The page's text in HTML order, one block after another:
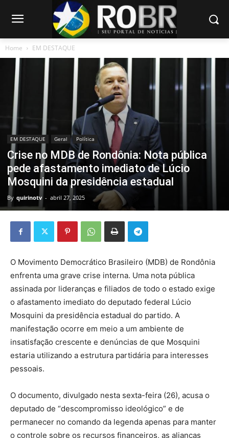
Home EM DESTAQUE
EM DESTAQUE Geral Política
Crise no MDB de Rondônia: Nota pública
pede afastamento imediato de Lúcio
Mosquini da presidência estadual
By quirinotv - abril 27, 2025
O Movimento Democrático Brasileiro (MDB) de Rondônia
enfrenta uma grave crise interna. Uma nota pública
assinada por lideranças e filiados de todo o estado exige
o afastamento imediato do deputado federal Lúcio
Mosquini da presidência estadual do partido. A
manifestação ocorre em meio a um ambiente de
insatisfação crescente e denúncias de que Mosquini
estaria utilizando a estrutura partidária para interesses
pessoais.
O documento, divulgado nesta sexta-feira (26), acusa o
deputado de “descompromisso ideológico” e de
permanecer no comando da legenda apenas para manter
o controle sobre os recursos financeiros, as alianças